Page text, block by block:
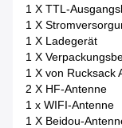
1 X TTL-
1 X
1 X Ladegerät
1 X
1 X von Rucksack
2 X HF-Antenne
1 x WIFI-Antenne
1 X Beidou-